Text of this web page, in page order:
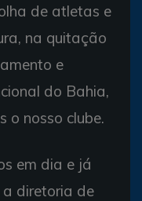
de atletas e
na quitação
e
do Bahia,
o nosso clube.
em dia e já
a diretoria de